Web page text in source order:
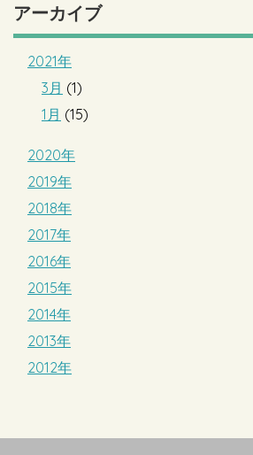
アーカイブ
2021年
3月 (1)
1月 (15)
2020年
2019年
2018年
2017年
2016年
2015年
2014年
2013年
2012年